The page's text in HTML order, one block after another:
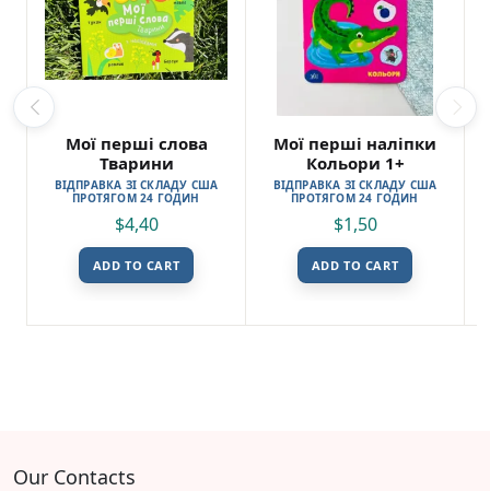
Мої перші слова
Тварини
ВІДПРАВКА ЗІ СКЛАДУ США
ПРОТЯГОМ 24 ГОДИН
$4,40
ADD TO CART
Мої перші наліпки
Кольори 1+
ВІДПРАВКА ЗІ СКЛАДУ США
ПРОТЯГОМ 24 ГОДИН
$1,50
ADD TO CART
Our Contacts